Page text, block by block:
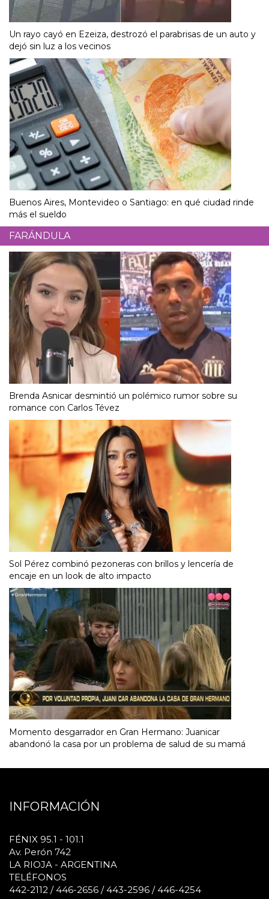
Un rayo cayó en Ezeiza, destrozó el parabrisas de un auto y
dejó sin luz a los vecinos
Buenos Aires, Montevideo o Santiago: en qué ciudad rinde
más el sueldo
FARÁNDULA
Brenda Asnicar desmintió un polémico rumor sobre su
romance con Carlos Tévez
Sol Pérez combinó pezoneras con brillos y lencería de
encaje en un look de alto impacto
Momento desgarrador en Gran Hermano: Juanicar
abandonó la casa por un problema de salud de su mamá
INFORMACIÓN
FÉNIX 95.1 - 101.1
Av. Perón 742
LA RIOJA - ARGENTINA
TELÉFONOS
442-2112 / 446-2656 / 443-2596 / 446-4254